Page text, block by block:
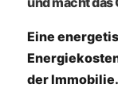
Eine
der Immobilie.